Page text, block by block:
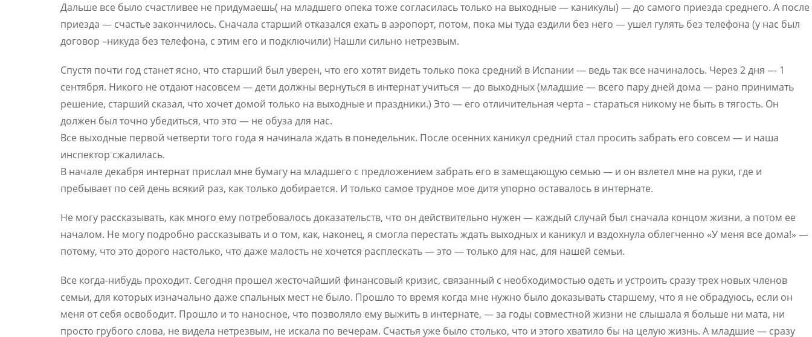
Дальше все было счастливее не придумаешь( на младшего опека тоже согласилась только на выходные — каникулы) — до самого приезда среднего. А после
приезда — счастье закончилось. Сначала старший отказался ехать в аэропорт, потом, пока мы туда ездили без него — ушел гулять без телефона (у нас был
договор –никуда без телефона, с этим его и подключили) Нашли сильно нетрезвым.
Спустя почти год станет ясно, что старший был уверен, что его хотят видеть только пока средний в Испании — ведь так все начиналось. Через 2 дня — 1
сентября. Никого не отдают насовсем — дети должны вернуться в интернат учиться — до выходных (младшие — всего пару дней дома — рано принимать
решение, старший сказал, что хочет домой только на выходные и праздники.) Это — его отличительная черта – стараться никому не быть в тягость. Он
должен был точно убедиться, что это — не обуза для нас.
Все выходные первой четверти того года я начинала ждать в понедельник. После осенних каникул средний стал просить забрать его совсем — и наша
инспектор сжалилась.
В начале декабря интернат прислал мне бумагу на младшего с предложением забрать его в замещающую семью — и он взлетел мне на руки, где и
пребывает по сей день всякий раз, как только добирается. И только самое трудное мое дитя упорно оставалось в интернате.
Не могу рассказывать, как много ему потребовалось доказательств, что он действительно нужен — каждый случай был сначала концом жизни, а потом ее
началом. Не могу подробно рассказывать и о том, как, наконец, я смогла перестать ждать выходных и каникул и вздохнула облегченно «У меня все дома!» —
потому, что это дорого настолько, что даже малость не хочется расплескать — это — только для нас, для нашей семьи.
Все когда-нибудь проходит. Сегодня прошел жесточайший финансовый кризис, связанный с необходимостью одеть и устроить сразу трех новых членов
семьи, для которых изначально даже спальных мест не было. Прошло то время когда мне нужно было доказывать старшему, что я не обрадуюсь, если он
меня от себя освободит. Прошло и то наносное, что позволяло ему выжить в интернате, — за годы совместной жизни не слышала я больше ни мата, ни
просто грубого слова, не видела нетрезвым, не искала по вечерам. Счастья уже было столько, что и этого хватило бы на целую жизнь. А младшие — сразу